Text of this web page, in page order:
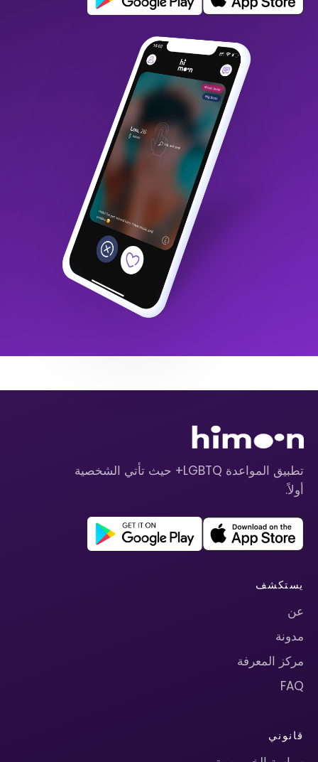
تطبيق المواعدة LGBTQ+ حيث تأتي الشخصية
أولاً.
يستكشف
عن
مدونة
مركز المعرفة
FAQ
قانوني